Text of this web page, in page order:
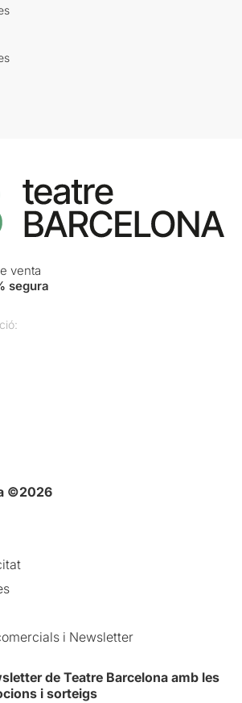
venta
segura
©2026
i Newsletter
de Teatre Barcelona amb les
i sorteigs